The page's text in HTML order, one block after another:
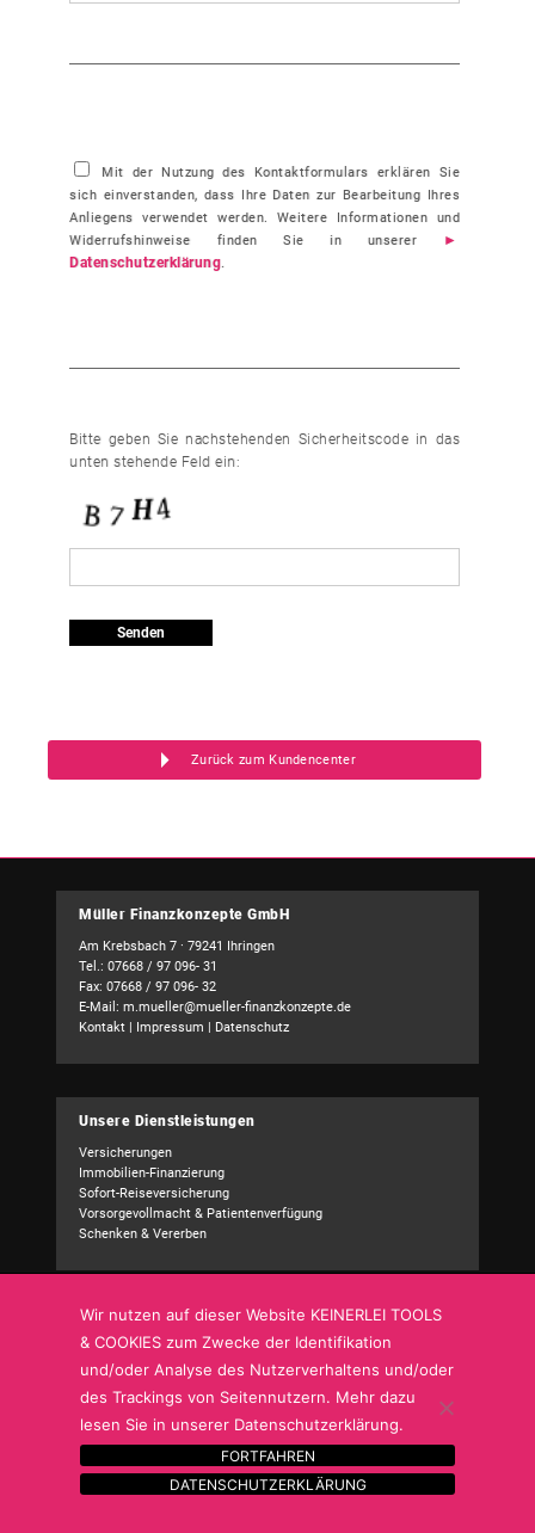
Mit der Nutzung des Kontaktformulars erklären Sie
sich einverstanden, dass Ihre Daten zur Bearbeitung Ihres
Anliegens verwendet werden. Weitere Informationen und
Widerrufshinweise finden Sie in unserer
Datenschutzerklärung.
Bitte geben Sie nachstehenden Sicherheitscode in das
unten stehende Feld ein:
Zurück zum Kundencenter
Müller Finanzkonzepte GmbH
Am Krebsbach 7 · 79241 Ihringen
Tel.: 07668 / 97 096- 31
Fax: 07668 / 97 096- 32
E-Mail:m.mueller@mueller-finanzkonzepte.de
Kontakt
Impressum Datenschutz
Unsere Dienstleistungen
Versicherungen
Immobilien-Finanzierung
Sofort-Reiseversicherung
Vorsorgevollmacht & Patientenverfügung
Schenken & Vererben
Adressänderung
Bankverbindung
Sonstige Mitteilung
Wir nutzen auf dieser Website KEINERLEI TOOLS
& COOKIES zum Zwecke der Identifikation
und/oder Analyse des Nutzerverhaltens und/oder
des Trackings von Seitennutzern. Mehr dazu
lesen Sie in unserer Datenschutzerklärung.
FORTFAHREN
DATENSCHUTZERKLÄRUNG